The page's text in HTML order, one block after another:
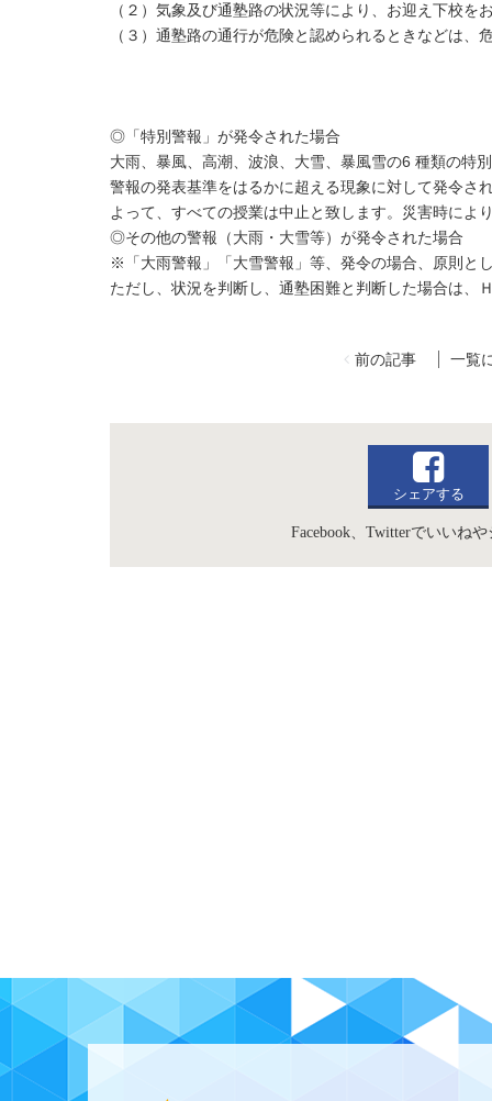
（２）気象及び通塾路の状況等により、お迎え下校を
（３）通塾路の通行が危険と認められるときなどは、
◎「特別警報」が発令された場合
大雨、暴風、高潮、波浪、大雪、暴風雪の6 種類の特
警報の発表基準をはるかに超える現象に対して発令さ
よって、すべての授業は中止と致します。災害時によ
◎その他の警報（大雨・大雪等）が発令された場合
※「大雨警報」「大雪警報」等、発令の場合、原則と
ただし、状況を判断し、通塾困難と判断した場合は、
前の記事 一覧
シェアする
Facebook、Twitterでいいね